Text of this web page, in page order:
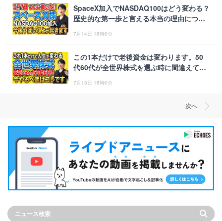
SpaceX加入でNASDAQ100はどう変わる？
歴史的な第一歩と言える本当の理由につい
7月14日 18時0分
この1本だけで老後資金は変わります。50
代60代が全世界株式を選ぶ時に間違えては
7月13日 18時0分
次へ